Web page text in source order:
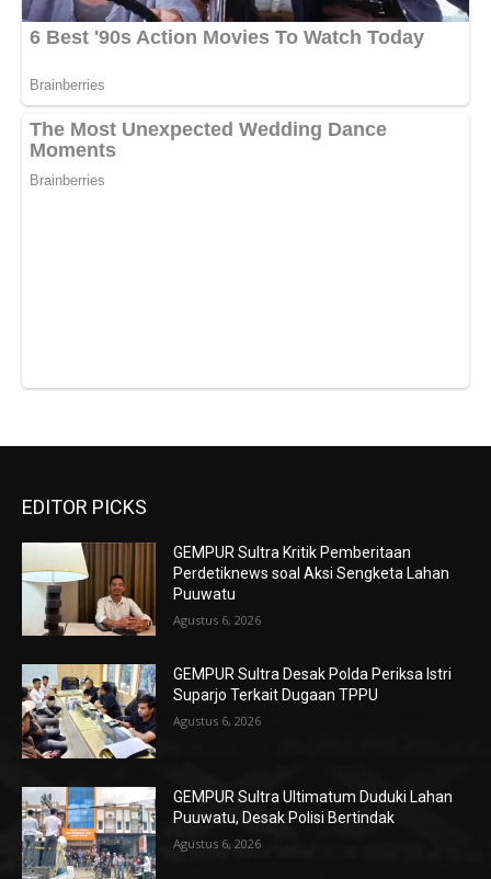
EDITOR PICKS
GEMPUR Sultra Kritik Pemberitaan
Perdetiknews soal Aksi Sengketa Lahan
Puuwatu
Agustus 6, 2026
GEMPUR Sultra Desak Polda Periksa Istri
Suparjo Terkait Dugaan TPPU
Agustus 6, 2026
GEMPUR Sultra Ultimatum Duduki Lahan
Puuwatu, Desak Polisi Bertindak
Agustus 6, 2026